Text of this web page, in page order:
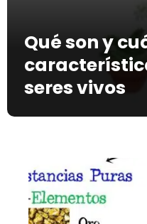
Qué son y
seres vivos